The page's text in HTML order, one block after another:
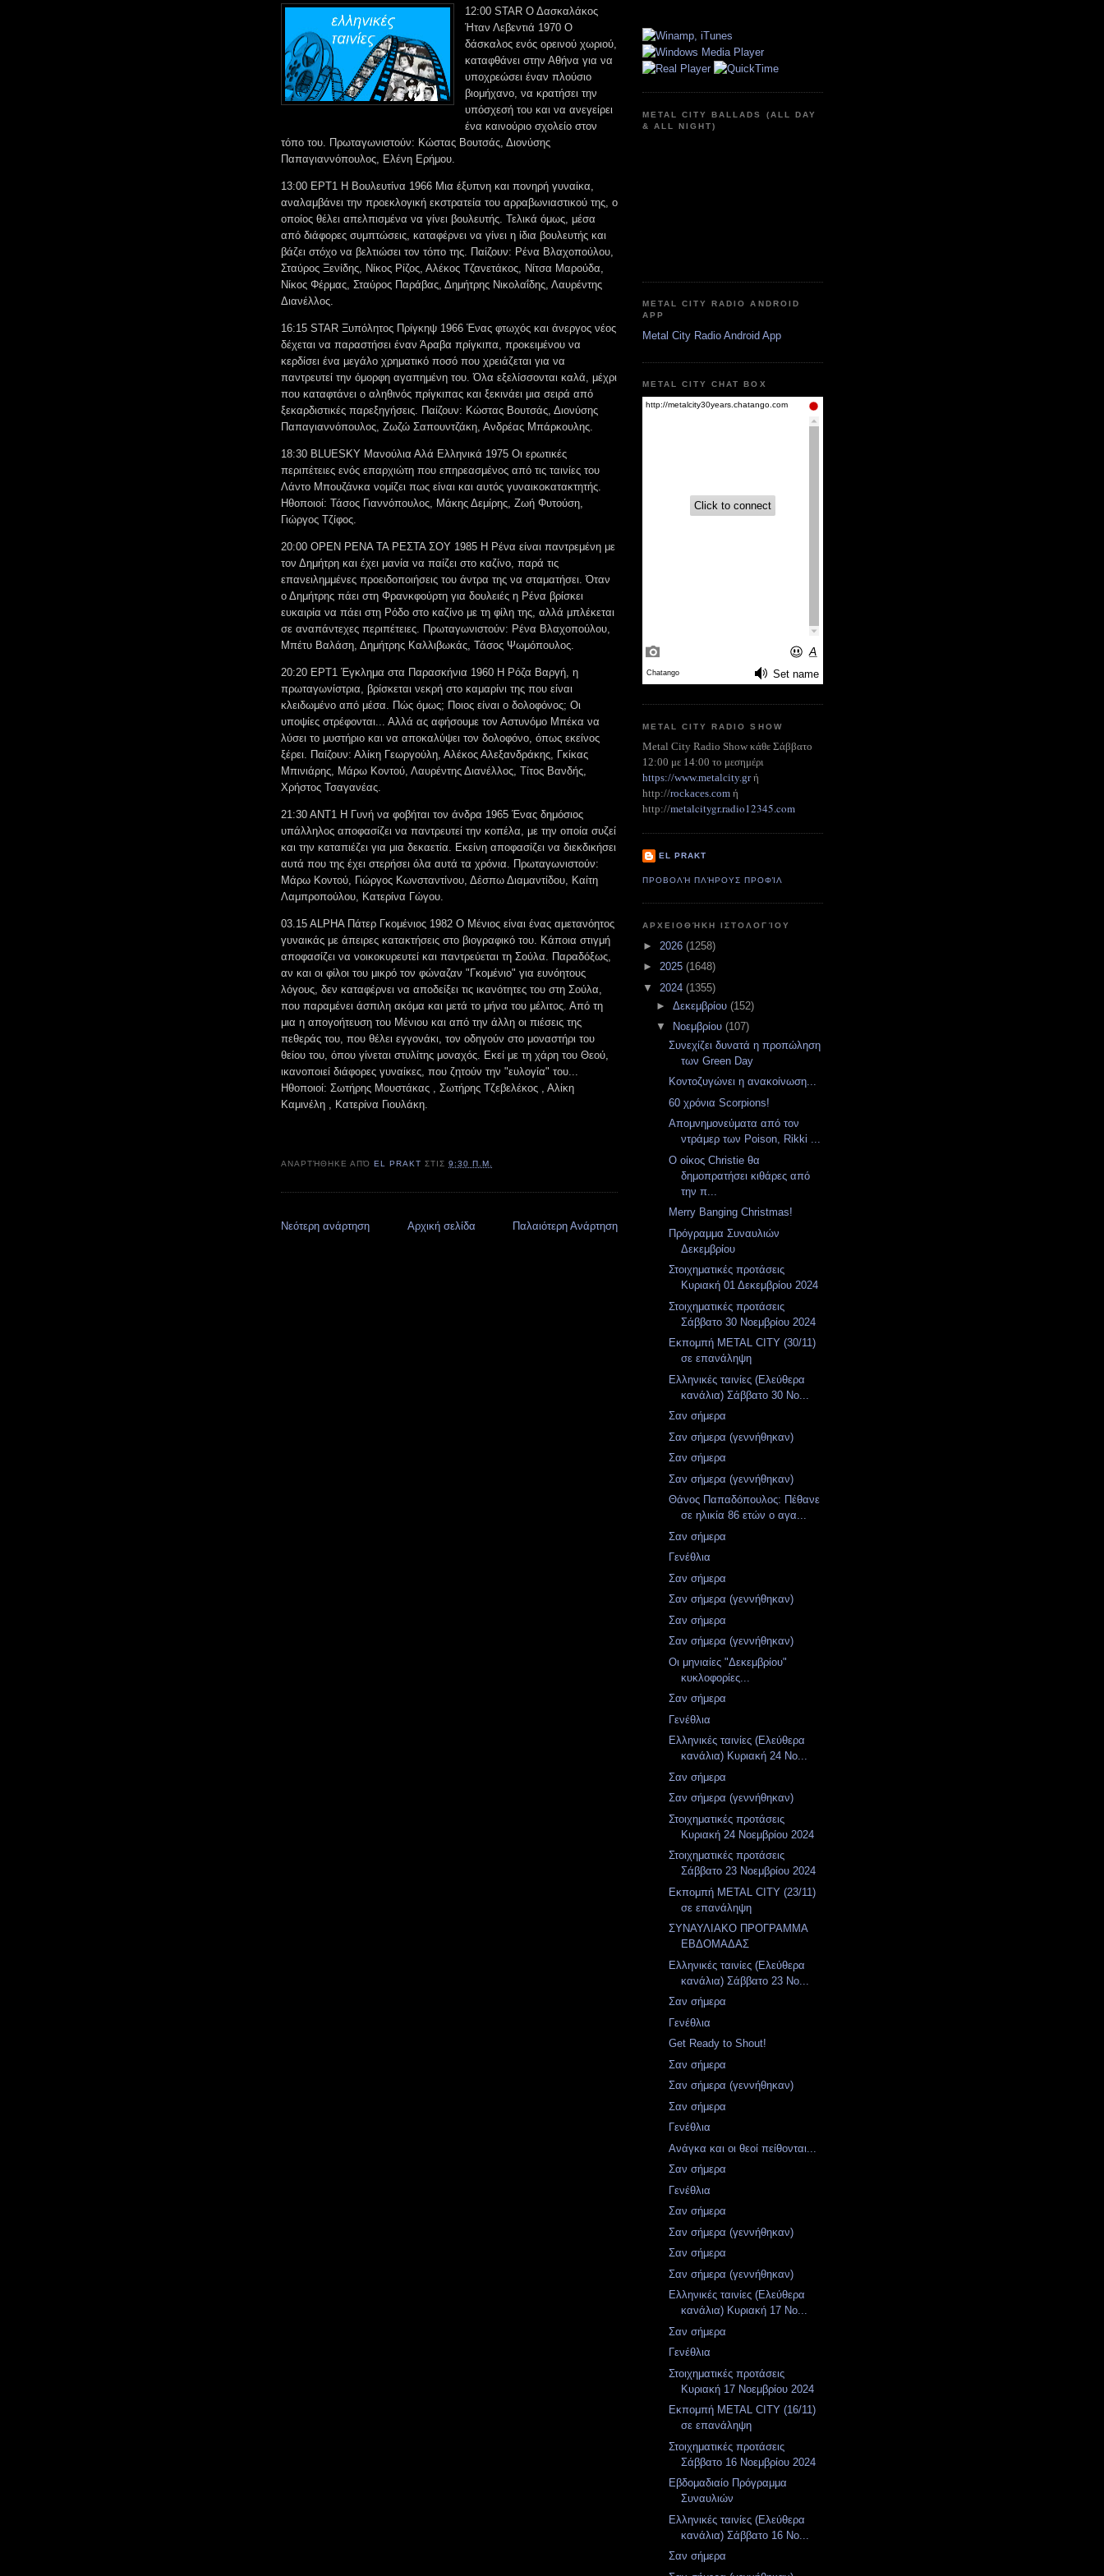
12:00 STAR Ο Δασκαλάκος
Ήταν Λεβεντιά 1970 Ο
δάσκαλος ενός ορεινού χωριού,
καταφθάνει στην Αθήνα για να
υποχρεώσει έναν πλούσιο
βιομήχανο, να κρατήσει την
υπόσχεσή του και να ανεγείρει
ένα καινούριο σχολείο στον
τόπο του. Πρωταγωνιστούν: Κώστας Βουτσάς, Διονύσης
Παπαγιαννόπουλος, Ελένη Ερήμου.
13:00 ΕΡΤ1 Η Βουλευτίνα 1966 Μια έξυπνη και πονηρή γυναίκα,
αναλαμβάνει την προεκλογική εκστρατεία του αρραβωνιαστικού της, ο
οποίος θέλει απελπισμένα να γίνει βουλευτής. Τελικά όμως, μέσα
από διάφορες συμπτώσεις, καταφέρνει να γίνει η ίδια βουλευτής και
βάζει στόχο να βελτιώσει τον τόπο της. Παίζουν: Ρένα Βλαχοπούλου,
Σταύρος Ξενίδης, Νίκος Ρίζος, Αλέκος Τζανετάκος, Νίτσα Μαρούδα,
Νίκος Φέρμας, Σταύρος Παράβας, Δημήτρης Νικολαΐδης, Λαυρέντης
Διανέλλος.
16:15 STAR Ξυπόλητος Πρίγκηψ 1966 Ένας φτωχός και άνεργος νέος
δέχεται να παραστήσει έναν Άραβα πρίγκιπα, προκειμένου να
κερδίσει ένα μεγάλο χρηματικό ποσό που χρειάζεται για να
παντρευτεί την όμορφη αγαπημένη του. Όλα εξελίσσονται καλά, μέχρι
που καταφτάνει ο αληθινός πρίγκιπας και ξεκινάει μια σειρά από
ξεκαρδιστικές παρεξηγήσεις. Παίζουν: Κώστας Βουτσάς, Διονύσης
Παπαγιαννόπουλος, Ζωζώ Σαπουντζάκη, Ανδρέας Μπάρκουλης.
18:30 BLUESKY Μανούλια Αλά Ελληνικά 1975 Οι ερωτικές
περιπέτειες ενός επαρχιώτη που επηρεασμένος από τις ταινίες του
Λάντο Μπουζάνκα νομίζει πως είναι και αυτός γυναικοκατακτητής.
Ηθοποιοί: Τάσος Γιαννόπουλος, Μάκης Δεμίρης, Ζωή Φυτούση,
Γιώργος Τζίφος.
20:00 OPEN ΡΕΝΑ ΤΑ ΡΕΣΤΑ ΣΟΥ 1985 Η Ρένα είναι παντρεμένη με
τον Δημήτρη και έχει μανία να παίζει στο καζίνο, παρά τις
επανειλημμένες προειδοποιήσεις του άντρα της να σταματήσει. Όταν
ο Δημήτρης πάει στη Φρανκφούρτη για δουλειές η Ρένα βρίσκει
ευκαιρία να πάει στη Ρόδο στο καζίνο με τη φίλη της, αλλά μπλέκεται
σε αναπάντεχες περιπέτειες. Πρωταγωνιστούν: Ρένα Βλαχοπούλου,
Μπέτυ Βαλάση, Δημήτρης Καλλιβωκάς, Τάσος Ψωμόπουλος.
20:20 ΕΡΤ1 Έγκλημα στα Παρασκήνια 1960 Η Ρόζα Βαργή, η
πρωταγωνίστρια, βρίσκεται νεκρή στο καμαρίνι της που είναι
κλειδωμένο από μέσα. Πώς όμως; Ποιος είναι ο δολοφόνος; Οι
υποψίες στρέφονται... Αλλά ας αφήσουμε τον Αστυνόμο Μπέκα να
λύσει το μυστήριο και να αποκαλύψει τον δολοφόνο, όπως εκείνος
ξέρει. Παίζουν: Αλίκη Γεωργούλη, Αλέκος Αλεξανδράκης, Γκίκας
Μπινιάρης, Μάρω Κοντού, Λαυρέντης Διανέλλος, Τίτος Βανδής,
Χρήστος Τσαγανέας.
21:30 ΑΝΤ1 Η Γυνή να φοβήται τον άνδρα 1965 Ένας δημόσιος
υπάλληλος αποφασίζει να παντρευτεί την κοπέλα, με την οποία συζεί
και την καταπιέζει για μια δεκαετία. Εκείνη αποφασίζει να διεκδικήσει
αυτά που της έχει στερήσει όλα αυτά τα χρόνια. Πρωταγωνιστούν:
Μάρω Κοντού, Γιώργος Κωνσταντίνου, Δέσπω Διαμαντίδου, Καίτη
Λαμπροπούλου, Κατερίνα Γώγου.
03.15 ALPHA Πάτερ Γκομένιος 1982 Ο Μένιος είναι ένας αμετανόητος
γυναικάς με άπειρες κατακτήσεις στο βιογραφικό του. Κάποια στιγμή
αποφασίζει να νοικοκυρευτεί και παντρεύεται τη Σούλα. Παραδόξως,
αν και οι φίλοι του μικρό τον φώναζαν "Γκομένιο" για ευνόητους
λόγους, δεν καταφέρνει να αποδείξει τις ικανότητες του στη Σούλα,
που παραμένει άσπιλη ακόμα και μετά το μήνα του μέλιτος. Από τη
μια η απογοήτευση του Μένιου και από την άλλη οι πιέσεις της
πεθεράς του, που θέλει εγγονάκι, τον οδηγούν στο μοναστήρι του
θείου του, όπου γίνεται στυλίτης μοναχός. Εκεί με τη χάρη του Θεού,
ικανοποιεί διάφορες γυναίκες, που ζητούν την "ευλογία" του...
Ηθοποιοί: Σωτήρης Μουστάκας , Σωτήρης Τζεβελέκος , Αλίκη
Καμινέλη , Κατερίνα Γιουλάκη.
ΑΝΑΡΤΉΘΗΚΕ ΑΠΌEL PRAKT ΣΤΙΣ9:30 Π.Μ.
Νεότερη ανάρτηση Παλαιότερη Ανάρτηση
Αρχική σελίδα
METAL CITY BALLADS (ALL DAY
& ALL NIGHT)
METAL CITY RADIO ANDROID
APP
Metal City Radio Android App
METAL CITY CHAT BOX
METAL CITY RADIO SHOW
Metal City Radio Show κάθε Σάββατο
12:00 με 14:00 το μεσημέρι
https://www.metalcity.grή
http://rockaces.com ή
http://metalcitygr.radio12345.com
EL PRAKT
ΠΡΟΒΟΛΉ ΠΛΉΡΟΥΣ ΠΡΟΦΊΛ
ΑΡΧΕΙΟΘΉΚΗ ΙΣΤΟΛΟΓΊΟΥ
► 2026 (1258)
► 2025 (1648)
▼ 2024 (1355)
► Δεκεμβρίου (152)
▼
Νοεμβρίου (107)
Συνεχίζει δυνατά η προπώληση
των Green Day
Κοντοζυγώνει η ανακοίνωση...
60 χρόνια Scorpions!
Απομνημονεύματα από τον
ντράμερ των Poison, Rikki ...
Ο οίκος Christie θα
δημοπρατήσει κιθάρες από
την π...
Merry Banging Christmas!
Πρόγραμμα Συναυλιών
Δεκεμβρίου
Στοιχηματικές προτάσεις
Κυριακή 01 Δεκεμβρίου 2024
Στοιχηματικές προτάσεις
Σάββατο 30 Νοεμβρίου 2024
Εκπομπή METAL CITY (30/11)
σε επανάληψη
Ελληνικές ταινίες (Ελεύθερα
κανάλια) Σάββατο 30 Νο...
Σαν σήμερα
Σαν σήμερα (γεννήθηκαν)
Σαν σήμερα
Σαν σήμερα (γεννήθηκαν)
Θάνος Παπαδόπουλος: Πέθανε
σε ηλικία 86 ετών ο αγα...
Σαν σήμερα
Γενέθλια
Σαν σήμερα
Σαν σήμερα (γεννήθηκαν)
Σαν σήμερα
Σαν σήμερα (γεννήθηκαν)
Οι μηνιαίες "Δεκεμβρίου"
κυκλοφορίες...
Σαν σήμερα
Γενέθλια
Ελληνικές ταινίες (Ελεύθερα
κανάλια) Κυριακή 24 Νο...
Σαν σήμερα
Σαν σήμερα (γεννήθηκαν)
Στοιχηματικές προτάσεις
Κυριακή 24 Νοεμβρίου 2024
Στοιχηματικές προτάσεις
Σάββατο 23 Νοεμβρίου 2024
Εκπομπή METAL CITY (23/11)
σε επανάληψη
ΣΥΝΑΥΛΙΑΚΟ ΠΡΟΓΡΑΜΜΑ
ΕΒΔΟΜΑΔΑΣ
Ελληνικές ταινίες (Ελεύθερα
κανάλια) Σάββατο 23 Νο...
Σαν σήμερα
Γενέθλια
Get Ready to Shout!
Σαν σήμερα
Σαν σήμερα (γεννήθηκαν)
Σαν σήμερα
Γενέθλια
Ανάγκα και οι θεοί πείθονται...
Σαν σήμερα
Γενέθλια
Σαν σήμερα
Σαν σήμερα (γεννήθηκαν)
Σαν σήμερα
Σαν σήμερα (γεννήθηκαν)
Ελληνικές ταινίες (Ελεύθερα
κανάλια) Κυριακή 17 Νο...
Σαν σήμερα
Γενέθλια
Στοιχηματικές προτάσεις
Κυριακή 17 Νοεμβρίου 2024
Εκπομπή METAL CITY (16/11)
σε επανάληψη
Στοιχηματικές προτάσεις
Σάββατο 16 Νοεμβρίου 2024
Εβδομαδιαίο Πρόγραμμα
Συναυλιών
Ελληνικές ταινίες (Ελεύθερα
κανάλια) Σάββατο 16 Νο...
Σαν σήμερα